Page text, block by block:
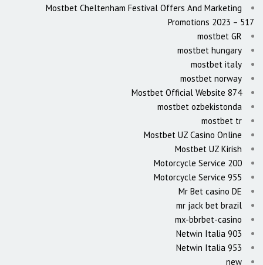
Mostbet Cheltenham Festival Offers And Marketing
Promotions 2023 – 517
mostbet GR
mostbet hungary
mostbet italy
mostbet norway
Mostbet Official Website 874
mostbet ozbekistonda
mostbet tr
Mostbet UZ Casino Online
Mostbet UZ Kirish
Motorcycle Service 200
Motorcycle Service 955
Mr Bet casino DE
mr jack bet brazil
mx-bbrbet-casino
Netwin Italia 903
Netwin Italia 953
new